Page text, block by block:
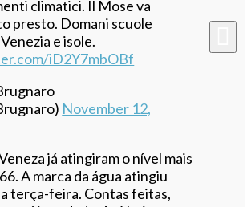
climatici. Il Mose va
presto. Domani scuole
e isole.
iD2Y7mbOBf
November 12,
já atingiram o nível mais
A marca da água atingiu
terça-feira. Contas feitas,